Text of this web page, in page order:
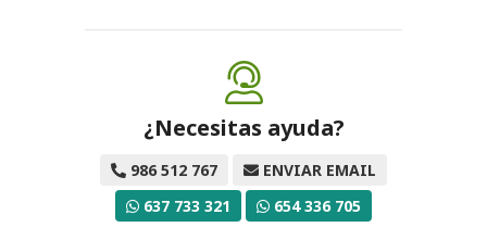
¿Necesitas ayuda?
986 512 767
ENVIAR EMAIL
637 733 321
654 336 705